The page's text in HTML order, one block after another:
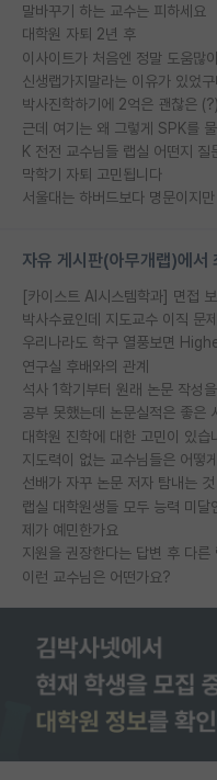
말바꾸기 하는 교수는 피하세요
대학원 자퇴 2년 후
이사이트가 처음엔 정말 도움많
신생랩가지말라는 이유가 있었
근데 여기는 왜 그렇게 SPK를
K 전전 교수님들 랩실 어떤지 질
막학기 자퇴 고민됩니다
서울대는 하버드보다 명문이지만
자유 게시판(아무개랩)에서
[카이스트 AI시스템학과] 면접
박사수료인데 지도교수 이직 문
연구실 후배와의 관계
석사 1학기부터 원래 논문 작성
공부 못했는데 논문실적은 좋은
대학원 진학에 대한 고민이 있습
지도력이 없는 교수님들은 어떻
선배가 자꾸 논문 저자 탐내는
제가 예민한가요
지원을 권장한다는 답변 후 다른
이런 교수님은 어떤가요?